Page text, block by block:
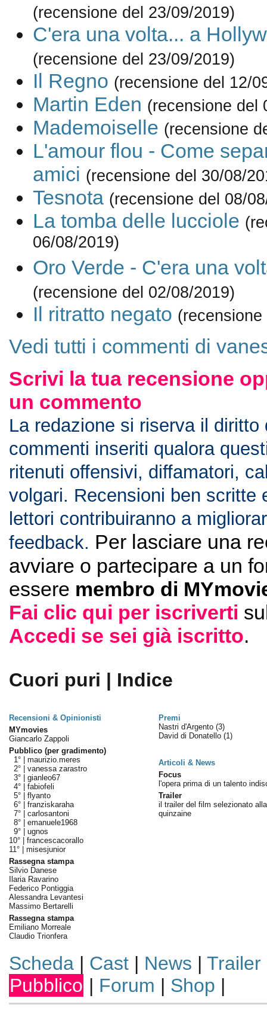
(recensione del 23/09/2019)
C'era una volta... a
(recensione del 23/09/2019)
Il Regno (recensione del 12/
Martin Eden (recensione del
Mademoiselle (recensione
L'amour flou - Come
amici (recensione del 30/08/
Tesnota (recensione del 08/
La tomba delle lucciole
06/08/2019)
Oro Verde - C'era una
(recensione del 02/08/2019)
Il ritratto negato
Vedi tutti i commenti di
Scrivi la tua recensione
un commento
La redazione si riserva il diritto
commenti inseriti qualora
ritenuti offensivi, diffamatori,
volgari. Recensioni ben scritte
lettori contribuiranno a
feedback. Per lasciare una
avviare o partecipare a un
essere membro di
Fai clic qui per iscriverti
Accedi se sei già iscritto.
Cuori puri | Indice
Recensioni & Opinionisti
Premi
MYmovies
Giancarlo Zappoli
Pubblico (per gradimento)
1° | maurizio.meres
2° | vanessa zarastro
3° | gianleo67
4° | fabiofeli
5° | flyanto
6° | franziskaraha
7° | carlosantoni
8° | emanuele1968
9° | ugnos
10° | francescacorallo
11° | misesjunior
Rassegna stampa
Silvio Danese
Ilaria Ravarino
Federico Pontiggia
Alessandra Levantesi
Massimo Bertarelli
Rassegna stampa
Emiliano Morreale
Claudio Trionfera
Nastri d'Argento (3)
David di Donatello (1)
Articoli & News
Focus
l'opera prima di un talento
Trailer
il trailer del film selezionato alla
quinzaine
Scheda| Cast| News | Trailer
Pubblico | Forum | Shop |